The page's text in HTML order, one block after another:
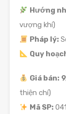
Hướng
vượng khí)
Pháp lý:
Quy
Giá bán:
thiện chí)
Mã SP: